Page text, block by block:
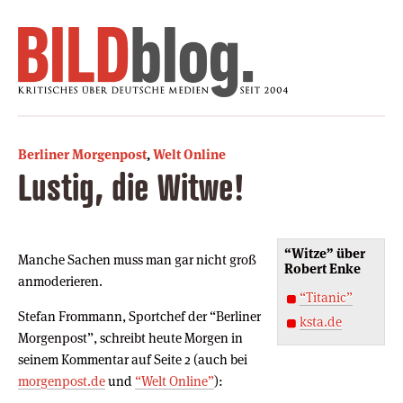
Berliner Morgenpost,Welt Online
Lustig, die Witwe!
“Witze” über
Robert Enke
“Titanic”
ksta.de
Manche Sachen muss man gar nicht groß
anmoderieren.
Stefan Frommann, Sportchef der “Berliner
Morgenpost”, schreibt heute Morgen in
seinem Kommentar auf Seite 2 (auch bei
morgenpost.deund “Welt Online”):